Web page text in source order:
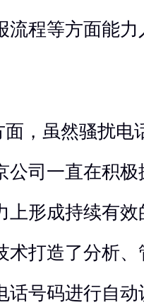
流程等方面能
，虽然骚扰电
公司一直在积
上形成持续有
术打造了分析
话号码进行自